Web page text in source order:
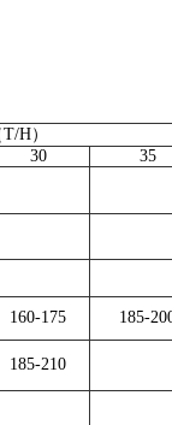
H）
30 35
160-175 185-
185-210